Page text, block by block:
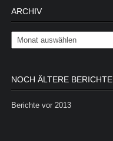
ARCHIV
Archiv
NOCH ÄLTERE BERICHTE
Berichte vor 2013